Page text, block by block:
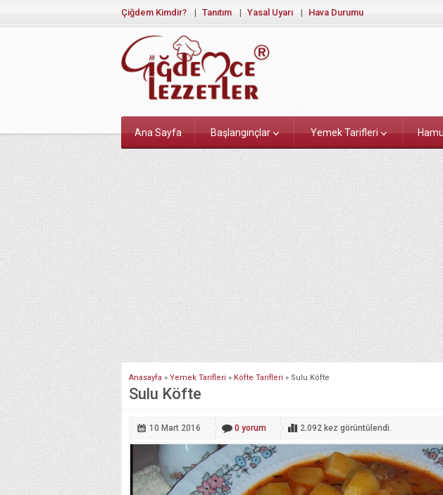
Çiğdem Kimdir? Tanıtım Yasal Uyarı Hava Durumu
Ana Sayfa Başlangınçlar Yemek Tarifleri
Anasayfa » Yemek Tarifleri » Köfte Tarifleri » Sulu Köfte
Sulu Köfte
10 Mart 2016 0 yorum 2.092 kez görüntülendi.